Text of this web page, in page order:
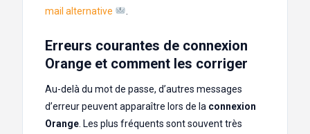
mail alternative
Erreurs courantes de connexion
Orange et comment les corriger
Au-delà du mot de passe, d’autres messages
d’erreur peuvent apparaître lors de la connexion
Orange . Les plus fréquents sont souvent très